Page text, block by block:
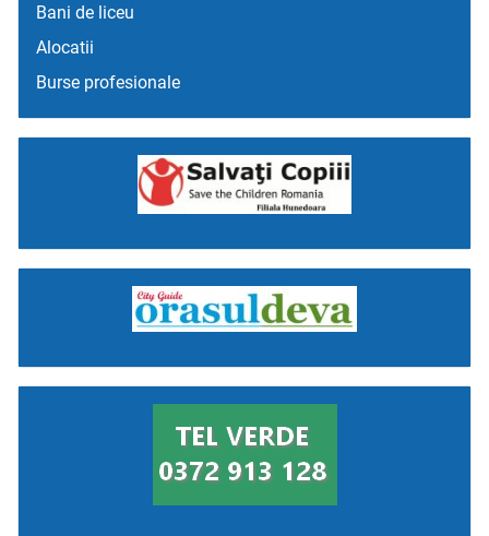
Bani de liceu
Alocatii
Burse profesionale